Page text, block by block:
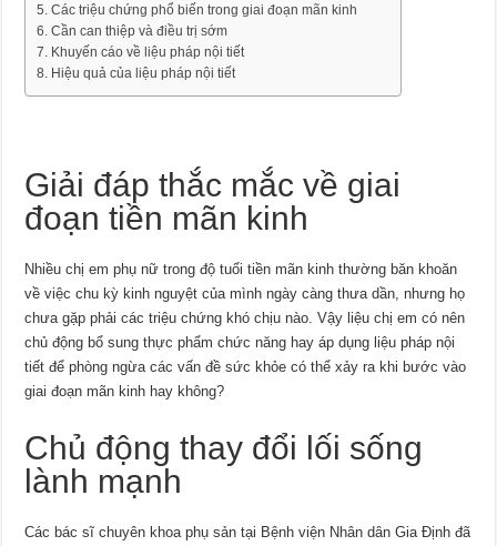
Các triệu chứng phổ biến trong giai đoạn mãn kinh
Cần can thiệp và điều trị sớm
Khuyến cáo về liệu pháp nội tiết
Hiệu quả của liệu pháp nội tiết
Giải đáp thắc mắc về giai
đoạn tiền mãn kinh
Nhiều chị em phụ nữ trong độ tuổi tiền mãn kinh thường băn khoăn
về việc chu kỳ kinh nguyệt của mình ngày càng thưa dần, nhưng họ
chưa gặp phải các triệu chứng khó chịu nào. Vậy liệu chị em có nên
chủ động bổ sung thực phẩm chức năng hay áp dụng liệu pháp nội
tiết để phòng ngừa các vấn đề sức khỏe có thể xảy ra khi bước vào
giai đoạn mãn kinh hay không?
Chủ động thay đổi lối sống
lành mạnh
Các bác sĩ chuyên khoa phụ sản tại Bệnh viện Nhân dân Gia Định đã